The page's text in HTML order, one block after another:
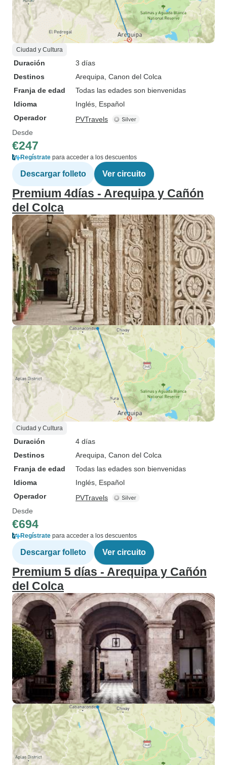
Ciudad y Cultura
Duración
3 días
Destinos
Arequipa , Canon del Colca
Franja de edad
Todas las edades son bienvenidas
Idioma
Inglés, Español
Operador
PVTravels
Desde
€247
Regístrate para acceder a los descuentos
Descargar folleto Ver circuito
Premium 4días - Arequipa y Cañón
del Colca
Ciudad y Cultura
Duración
4 días
Destinos
Arequipa , Canon del Colca
Franja de edad
Todas las edades son bienvenidas
Idioma
Inglés, Español
Operador
PVTravels
Desde
€694
Regístrate para acceder a los descuentos
Descargar folleto Ver circuito
Premium 5 días - Arequipa y Cañón
del Colca